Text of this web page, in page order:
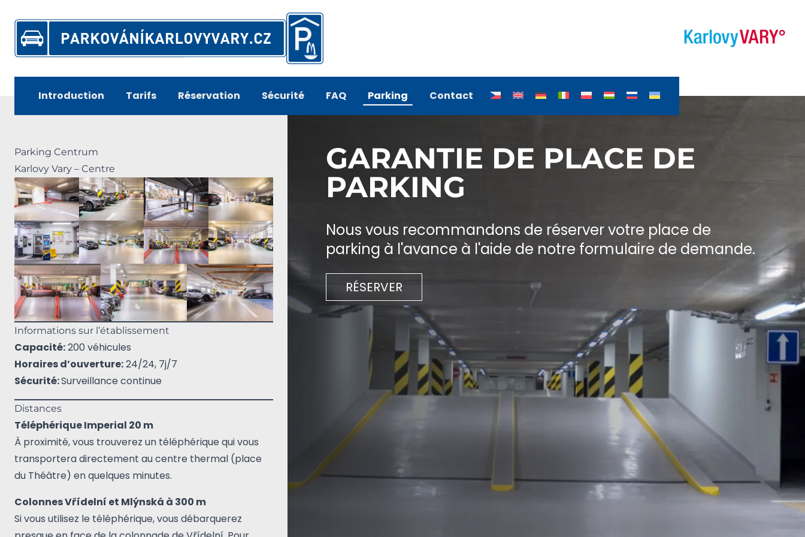
content
Introduction Tarifs Réservation Sécurité FAQ Parking Contact
Parking Centrum
Karlovy Vary – Centre
Informations sur l’établissement
Capacité:200 véhicules
Horaires d’ouverture:24/24, 7j/7
Sécurité:Surveillance continue
Distances
Téléphérique Imperial 20 m
À proximité, vous trouverez un téléphérique qui vous
transportera directement au centre thermal (place
du Théâtre) en quelques minutes.
Colonnes Vřídelní et Mlýnská à 300 m
Si vous utilisez le téléphérique, vous débarquerez
GARANTIE DE PLACE DE
PARKING
Nous vous recommandons de réserver votre place de
parking à l'avance à l'aide de notre formulaire de demande.
RÉSERVER